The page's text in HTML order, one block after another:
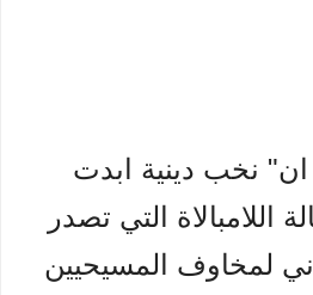
نخب دينية ابدت
اللامبالاة التي تصدر
لمخاوف المسيحيين